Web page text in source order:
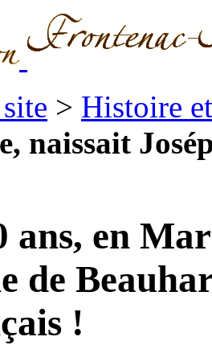
> Histoire
naissait
ans, en
de
!